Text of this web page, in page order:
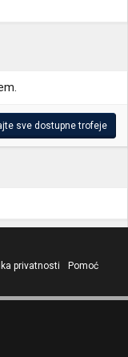
sve dostupne trofeje
privatnosti
Pomoć